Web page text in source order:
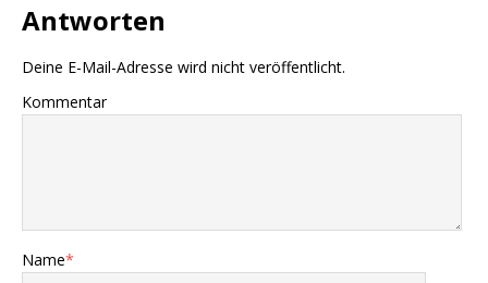
Antworten
Deine E-Mail-Adresse wird nicht veröffentlicht.
Kommentar
Name*